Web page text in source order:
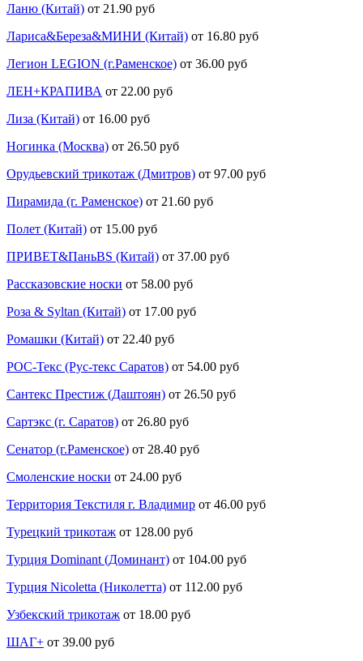
Ланю (Китай) от 21.90 руб
Лариса&Береза&МИНИ (Китай) от 16.80 руб
Легион LEGION (г.Раменское) от 36.00 руб
ЛЕН+КРАПИВА от 22.00 руб
Лиза (Китай) от 16.00 руб
Ногинка (Москва) от 26.50 руб
Орудьевский трикотаж (Дмитров) от 97.00 руб
Пирамида (г. Раменское) от 21.60 руб
Полет (Китай) от 15.00 руб
ПРИВЕТ&ПаньBS (Китай) от 37.00 руб
Рассказовские носки от 58.00 руб
Роза & Syltan (Китай) от 17.00 руб
Ромашки (Китай) от 22.40 руб
РОС-Текс (Рус-текс Саратов) от 54.00 руб
Сантекс Престиж (Даштоян) от 26.50 руб
Сартэкс (г. Саратов) от 26.80 руб
Сенатор (г.Раменское) от 28.40 руб
Смоленские носки от 24.00 руб
Территория Текстиля г. Владимир от 46.00 руб
Турецкий трикотаж от 128.00 руб
Турция Dominant (Доминант) от 104.00 руб
Турция Nicoletta (Николетта) от 112.00 руб
Узбекский трикотаж от 18.00 руб
ШАГ+ от 39.00 руб